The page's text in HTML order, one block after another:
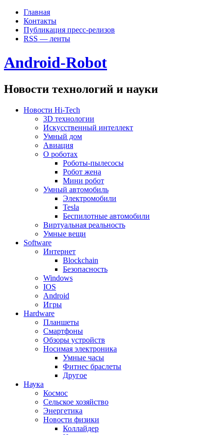
Главная
Контакты
Публикация пресс-релизов
RSS — ленты
Android-Robot
Новости технологий и науки
Новости Hi-Tech
3D технологии
Искусственный интеллект
Умный дом
Авиация
О роботах
Роботы-пылесосы
Робот жена
Мини робот
Умный автомобиль
Электромобили
Tesla
Беспилотные автомобили
Виртуальная реальность
Умные вещи
Software
Интернет
Blockchain
Безопасность
Windows
IOS
Android
Игры
Hardware
Планшеты
Смартфоны
Обзоры устройств
Носимая электроника
Умные часы
Фитнес браслеты
Другое
Наука
Космос
Сельское хозяйство
Энергетика
Новости физики
Коллайдер